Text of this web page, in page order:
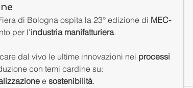
di Bologna ospita la 23° edizione di MEC-
per l'industria manifatturiera.
dal vivo le ultime innovazioni nei processi
con temi cardine su:
e sostenibilità.